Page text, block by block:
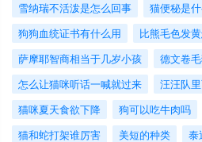
​雪纳瑞不活泼是怎么回事
猫便秘是
狗狗血统证书有什么用
比熊毛色发
萨摩耶智商相当于几岁小孩
德文卷
怎么让猫咪听话一喊就过来
汪汪队
猫咪夏天食欲下降
狗可以吃牛肉吗
猫和蛇打架谁厉害
美短的种类
泰